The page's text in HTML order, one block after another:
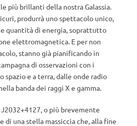
più brillanti della nostra Galassia.
produrrà uno spettacolo unico,
quantità di energia, soprattutto
elettromagnetica. E per non
stanno già pianificando in
di osservazioni con i
spazio e a terra, dalle onde radio
banda dei raggi X e gamma.
o più brevemente
di una stella massiccia che, alla fine